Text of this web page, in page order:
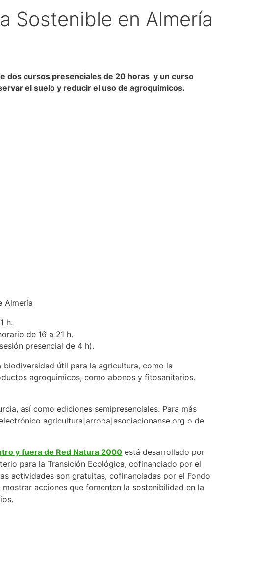
Sostenible en Almería
dos cursos presenciales de 20 horas y un curso
el suelo y reducir el uso de agroquímicos.
Almería
h.
de 16 a 21 h.
presencial de 4 h).
útil para la agricultura, como la
agroquimicos, como abonos y fitosanitarios.
así como ediciones semipresenciales. Para más
agricultura[arroba]asociacionanse.org o de
y fuera de Red Natura 2000 está desarrollado por
para la Transición Ecológica, cofinanciado por el
actividades son gratuitas, cofinanciadas por el Fondo
acciones que fomenten la sostenibilidad en la